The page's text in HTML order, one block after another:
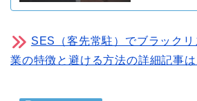
SES（客先常駐）でブラック
業の特徴と避ける方法の詳細記事は